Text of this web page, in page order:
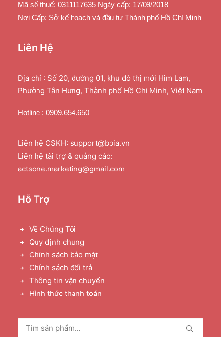
Mã số thuế: 0311117635 Ngày cấp: 17/09/2018
Nơi Cấp: Sở kế hoạch và đầu tư Thành phố Hồ Chí Minh
Liên Hệ
Địa chỉ : Số 20, đường 01, khu đô thị mới Him Lam,
Phường Tân Hưng, Thành phố Hồ Chí Minh, Việt Nam
Hotline : 0909.654.650
Liên hệ CSKH: support@bbia.vn
Liên hệ tài trợ & quảng cáo:
actsone.marketing@gmail.com
Hỗ Trợ
Về Chúng Tôi
Quy định chung
Chính sách bảo mật
Chính sách đổi trả
Thông tin vận chuyển
Hình thức thanh toán
Tìm